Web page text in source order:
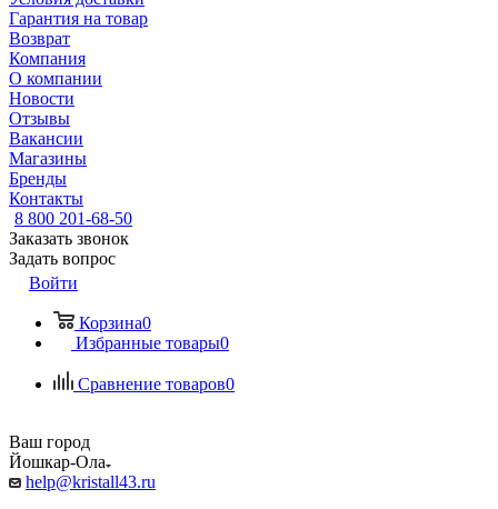
Гарантия на товар
Возврат
Компания
О компании
Новости
Отзывы
Вакансии
Магазины
Бренды
Контакты
8 800 201-68-50
Заказать звонок
Задать вопрос
Войти
Корзина0
Избранные товары0
Сравнение товаров0
Ваш город
Йошкар-Ола
help@kristall43.ru